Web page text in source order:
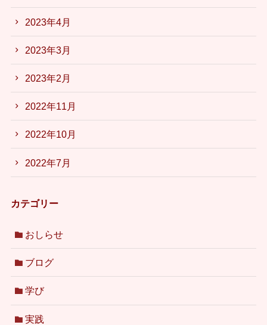
2023年4月
2023年3月
2023年2月
2022年11月
2022年10月
2022年7月
カテゴリー
おしらせ
ブログ
学び
実践